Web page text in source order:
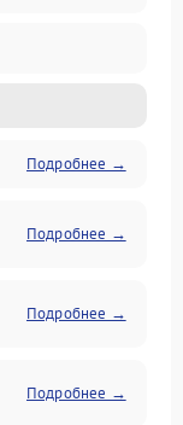
Подробнее →
Подробнее →
Подробнее →
Подробнее →